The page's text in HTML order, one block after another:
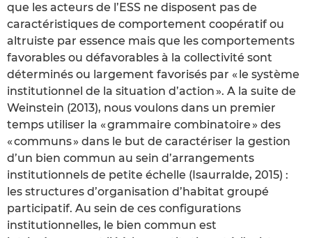
que les acteurs de l’ESS ne disposent pas de
caractéristiques de comportement coopératif ou
altruiste par essence mais que les comportements
favorables ou défavorables à la collectivité sont
déterminés ou largement favorisés par « le système
institutionnel de la situation d’action ». A la suite de
Weinstein (2013), nous voulons dans un premier
temps utiliser la « grammaire combinatoire » des
« communs » dans le but de caractériser la gestion
d’un bien commun au sein d’arrangements
institutionnels de petite échelle (Isaurralde, 2015) :
les structures d’organisation d’habitat groupé
participatif. Au sein de ces configurations
institutionnelles, le bien commun est